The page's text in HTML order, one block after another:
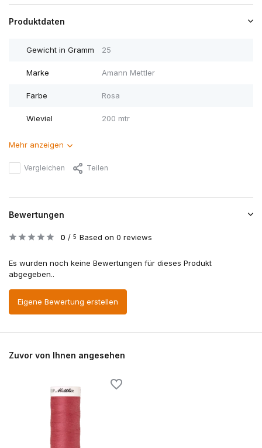
Produktdaten
Gewicht in Gramm 25
Marke Amann Mettler
Farbe Rosa
Wieviel 200 mtr
Mehr anzeigen
Vergleichen Teilen
Bewertungen
0 / 5 Based on 0 reviews
Es wurden noch keine Bewertungen für dieses Produkt
abgegeben..
Eigene Bewertung erstellen
Zuvor von Ihnen angesehen